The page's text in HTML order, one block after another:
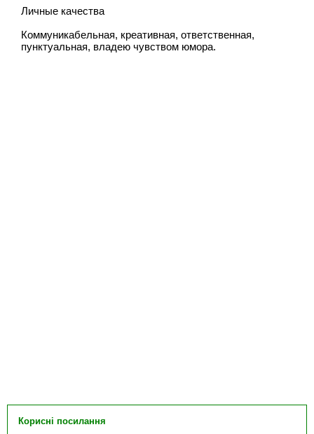
Личные качества
Коммуникабельная, креативная, ответственная,
пунктуальная, владею чувством юмора.
Корисні посилання